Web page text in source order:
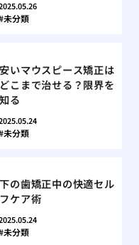
未分類
安いマウスピース矯正は
どこまで治せる？限界を
知る
未分類
下の歯矯正中の快適セル
フケア術
未分類